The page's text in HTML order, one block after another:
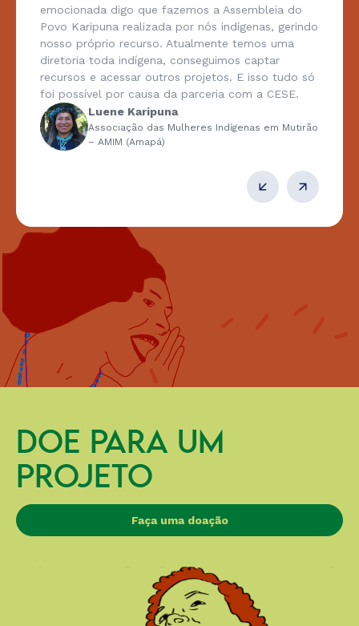
emocionada digo que fazemos a Assembleia do
Povo Karipuna realizada por nós indígenas, gerindo
nosso próprio recurso. Atualmente temos uma
diretoria toda indígena, conseguimos captar
recursos e acessar outros projetos. E isso tudo só
foi possível por causa da parceria com a CESE.
Luene Karipuna
Associação das Mulheres Indígenas em Mutirão
– AMIM (Amapá)
DOE PARA UM
PROJETO
Faça uma doação